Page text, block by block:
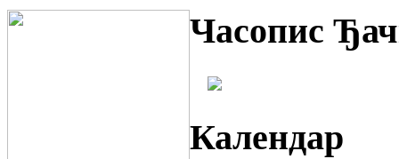
Часопис
Календар